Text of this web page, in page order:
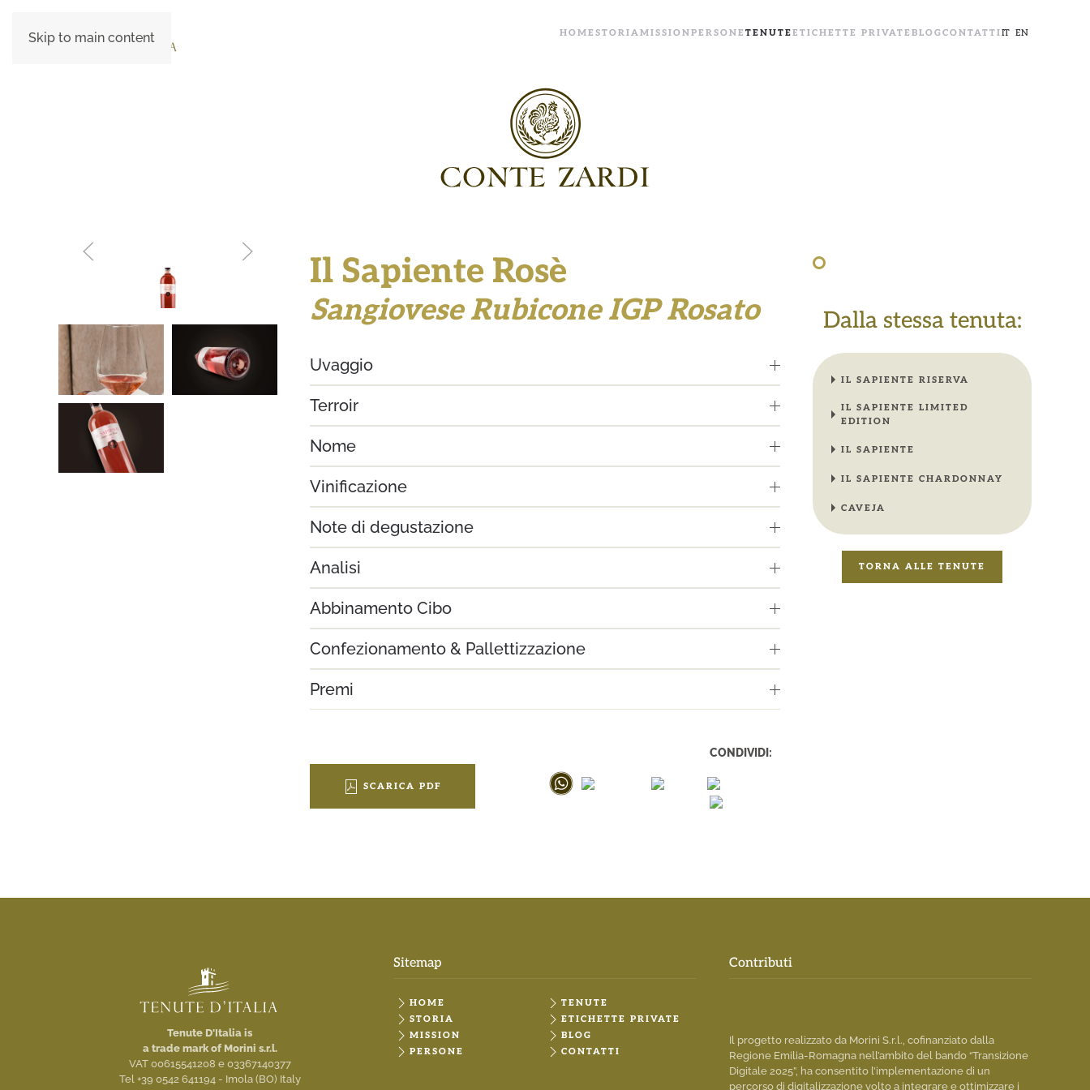
Skip to main content HOME STORIA MISSIONPERSONE TENUTEETICHETTE PRIVATE BLOG CONTATTIIT EN
Il Sapiente Rosè
Sangiovese Rubicone IGP Rosato
Uvaggio
Terroir
Nome
Vinificazione
Note di degustazione
Analisi
Abbinamento Cibo
Confezionamento & Pallettizzazione
Premi
SCARICA PDF
CONDIVIDI:
Dalla stessa tenuta:
IL SAPIENTE RISERVA
IL SAPIENTE LIMITED
EDITION
IL SAPIENTE
IL SAPIENTE CHARDONNAY
CAVEJA
TORNA ALLE TENUTE
Tenute D'Italia is
a trade mark of Morini s.r.l.
VAT 00615541208 e 03367140377
Tel +39 0542 641194 - Imola (BO) Italy
Sitemap
HOME
STORIA
MISSION
PERSONE
TENUTE
ETICHETTE PRIVATE
BLOG
CONTATTI
Contributi
Il progetto realizzato da Morini S.r.l., cofinanziato dalla
Regione Emilia-Romagna nell’ambito del bando “Transizione
Digitale 2025”, ha consentito l’implementazione di un
percorso di digitalizzazione volto a integrare e ottimizzare i